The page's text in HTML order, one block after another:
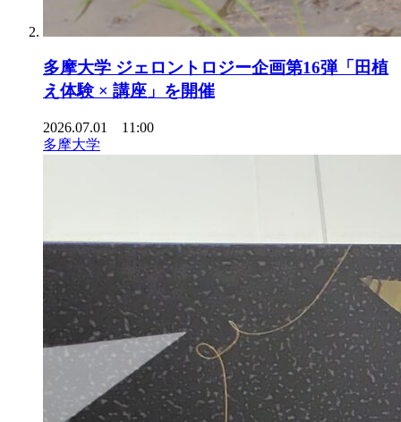
多摩大学 ジェロントロジー企画第16弾「田植
え体験 × 講座」を開催
2026.07.01 11:00
多摩大学